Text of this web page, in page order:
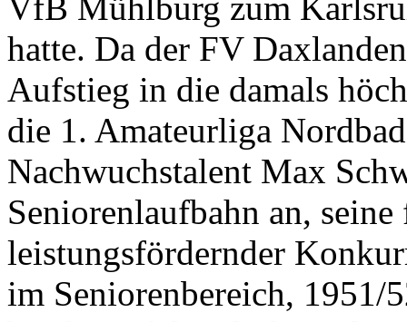
VfB Mühlburg zum
hatte. Da der FV
Aufstieg in die damals
die 1. Amateurliga
Nachwuchstalent Max
Seniorenlaufbahn an,
leistungsfördernder
im Seniorenbereich, 1951/